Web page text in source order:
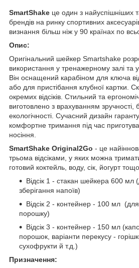
SmartShake це один з найуспішніших
брендів на ринку спортивних
визнання більш ніж у 90 країнах по
Опис:
Оригінальний шейкер Smartshake
використання у тренажерному залі та
Він оснащений карабіном для ключа
або для пристібання клубної картки.
окремих відсіків. Стильний та
виготовлено з врахуванням зручності,
екологічності. Сучасний дизайн
комфортне тримання під час
носіння.
SmartShake Original2Go - це
трьома відсіками, у яких можна
готовий коктейль, воду, сік, йогурт тощо.
Відсік 1 - стакан шейкера 600 мл
зберігання напоїв)
Відсік 2 - контейнер - 100 мл
порошку)
Відсік 3 - контейнер - 150 мл
порошок, варіанти перекусу -
сухофрукти й т.д.)
Призначення: